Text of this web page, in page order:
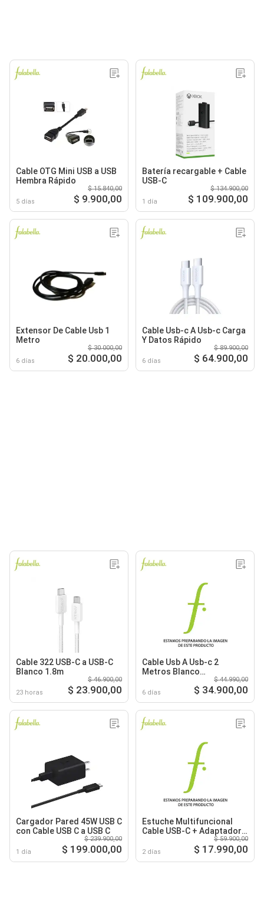
Cable OTG Mini USB a USB
Hembra Rápido
5 días
$ 15.840,00
$ 9.900,00
Batería recargable + Cable
USB-C
1 día
$ 134.900,00
$ 109.900,00
Extensor De Cable Usb 1
Metro
6 días
$ 30.000,00
$ 20.000,00
Cable Usb-c A Usb-c Carga
Y Datos Rápido
6 días
$ 89.900,00
$ 64.900,00
Cable 322 USB-C a USB-C
Blanco 1.8m
23 horas
$ 46.900,00
$ 23.900,00
Cable Usb A Usb-c 2
Metros Blanco
6 días
$ 44.990,00
$ 34.900,00
Cargador Pared 45W USB C
con Cable USB C a USB C
1 día
$ 239.900,00
$ 199.000,00
Estuche Multifuncional
Cable USB-C + Adaptador
USB Micro USB Lightning
2 días
$ 59.900,00
$ 17.990,00